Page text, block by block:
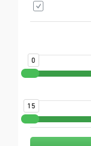
0
15